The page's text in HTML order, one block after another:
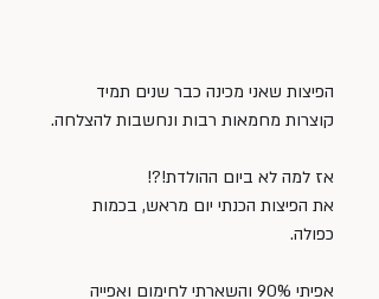
הפיצות שאני מכינה כבר שנים תמיד
קוצרות מחמאות רבות ונחשבות להצלחה.
אז למה לא ביום ההולדת!?!
את הפיצות הכנתי יום מראש, בכמות
כפולה.
אפיתי 90% והשארתי לחימום ואפייה